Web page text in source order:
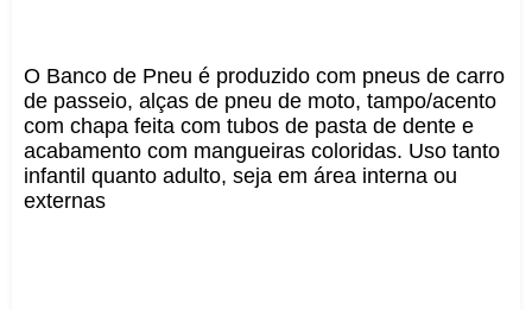
O Banco de Pneu é produzido com pneus de carro
de passeio, alças de pneu de moto, tampo/acento
com chapa feita com tubos de pasta de dente e
acabamento com mangueiras coloridas. Uso tanto
infantil quanto adulto, seja em área interna ou
externas